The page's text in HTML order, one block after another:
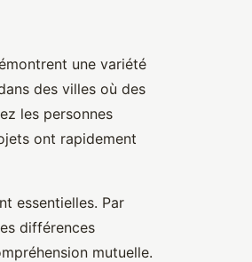
une variété
des villes où des
les personnes
ont rapidement
essentielles. Par
différences
mutuelle.